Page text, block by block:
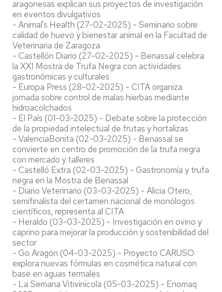
aragonesas explican sus proyectos de investigación
en eventos divulgativos
- Animal's Health (27-02-2025) - Seminario sobre
calidad de huevo y bienestar animal en la Facultad de
Veterinaria de Zaragoza
- Castellón Diario (27-02-2025) - Benassal celebra
la XXI Mostra de Trufa Negra con actividades
gastronómicas y culturales
- Europa Press (28-02-2025) - CITA organiza
jornada sobre control de malas hierbas mediante
hidroacolchados
- El País (01-03-2025) - Debate sobre la protección
de la propiedad intelectual de frutas y hortalizas
- ValenciaBonita (02-03-2025) - Benassal se
convierte en centro de promoción de la trufa negra
con mercado y talleres
- Castelló Extra (02-03-2025) - Gastronomía y trufa
negra en la Mostra de Benassal
- Diario Veterinario (03-03-2025) - Alicia Otero,
semifinalista del certamen nacional de monólogos
científicos, representa al CITA
- Heraldo (03-03-2025) - Investigación en ovino y
caprino para mejorar la producción y sostenibilidad del
sector
- Go Aragón (04-03-2025) - Proyecto CARUSO
explora nuevas fórmulas en cosmética natural con
base en aguas termales
- La Semana Vitivinícola (05-03-2025) - Enomaq